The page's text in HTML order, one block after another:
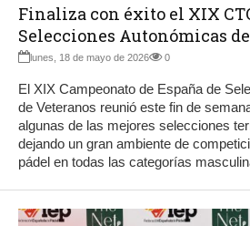
Finaliza con éxito el XIX
Selecciones Autonómicas
lunes, 18 de mayo de 2026 0
El XIX Campeonato de España de
de Veteranos reunió este fin de
algunas de las mejores selecciones
dejando un gran ambiente de
pádel en todas las categorías